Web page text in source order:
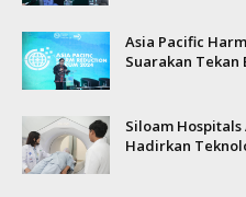
Asia Pacific
Suarakan Tekan
Siloam
Hadirkan